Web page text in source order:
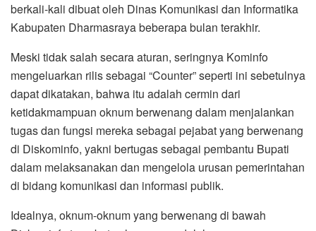
berkali-kali dibuat oleh Dinas Komunikasi dan Informatika
Kabupaten Dharmasraya beberapa bulan terakhir.
Meski tidak salah secara aturan, seringnya Kominfo
mengeluarkan rilis sebagai “Counter” seperti ini sebetulnya
dapat dikatakan, bahwa itu adalah cermin dari
ketidakmampuan oknum berwenang dalam menjalankan
tugas dan fungsi mereka sebagai pejabat yang berwenang
di Diskominfo, yakni bertugas sebagai pembantu Bupati
dalam melaksanakan dan mengelola urusan pemerintahan
di bidang komunikasi dan informasi publik.
Idealnya, oknum-oknum yang berwenang di bawah